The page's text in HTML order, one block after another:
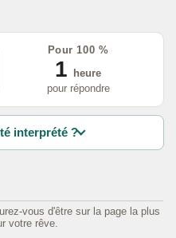
Pour 100 %
1
heure
pour répondre
interprété ?
vous d'être sur la page la plus
votre rêve.